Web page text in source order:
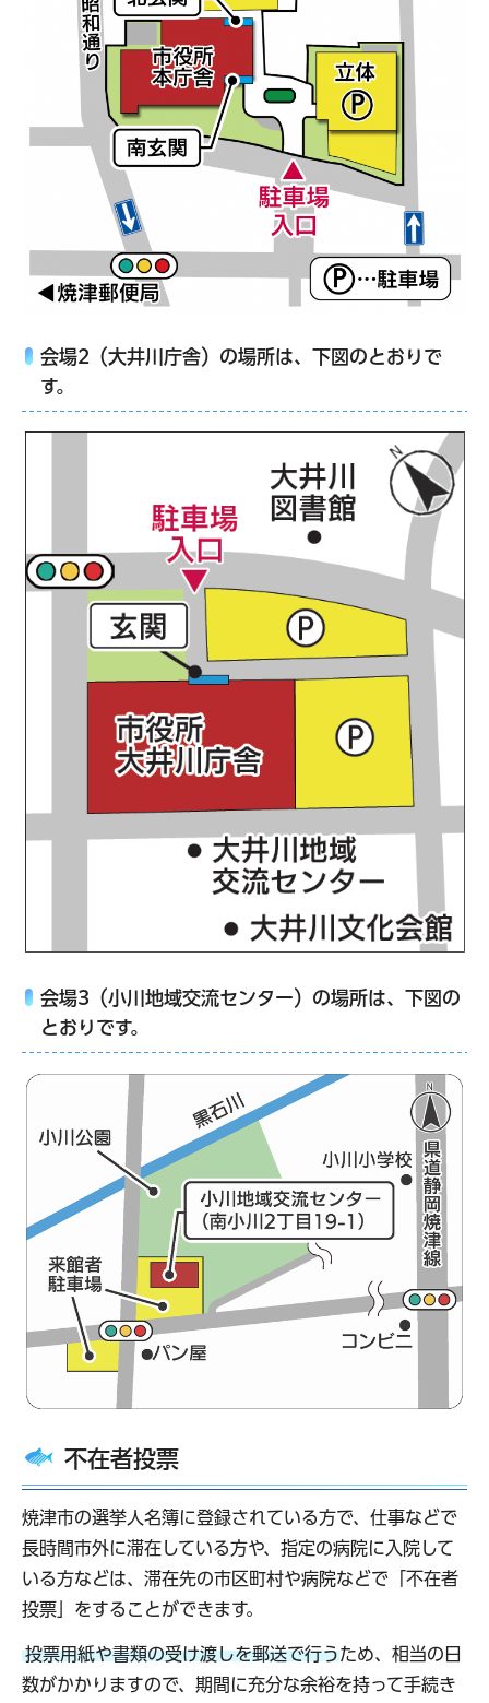
会場2（大井川庁舎）の場所は、下図のとおりで
す。
会場3（小川地域交流センター）の場所は、下図の
とおりです。
不在者投票
焼津市の選挙人名簿に登録されている方で、仕事などで
長時間市外に滞在している方や、指定の病院に入院して
いる方などは、滞在先の市区町村や病院などで「不在者
投票」をすることができます。
投票用紙や書類の受け渡しを郵送で行うため、相当の日
数がかかりますので、期間に充分な余裕を持って手続き